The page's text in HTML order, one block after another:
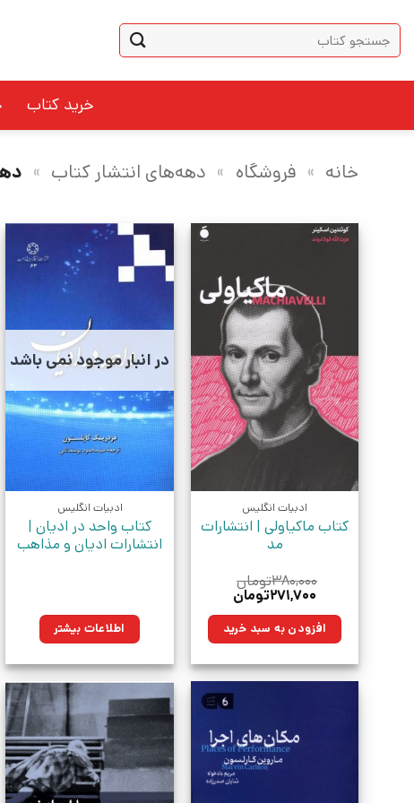
content
جستجو
برای:
خرید کتاب
خانه » فروشگاه » دهه‌های انتشار کتاب » دهه
ادبیات انگلیس
کتاب ماکیاولی | انتشارات
مد
۳۸۰,۰۰۰تومان
قیمت
۳۸۰,۰۰۰تومان
بود.
۲۷۱,۷۰۰تومانقیمت
۲۷۱,۷۰۰تومان.افزودن به سبد خرید
در انبار موجود نمی باشد
ادبیات انگلیس
کتاب واحد در ادیان |
انتشارات ادیان و مذاهب
اطلاعات بیشتر